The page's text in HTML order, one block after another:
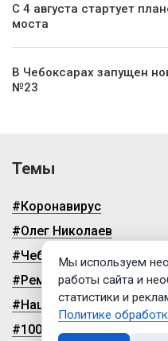
С 4 августа стартует
моста
В Чебоксарах запущен
№23
Темы
#Коронавирус
#Олег Николаев
#Чебоксары
#Ремонт дорог
#Нацпроекты
#100-летие чувашской
Мы используем
работы сайта и
статистики и
Политике